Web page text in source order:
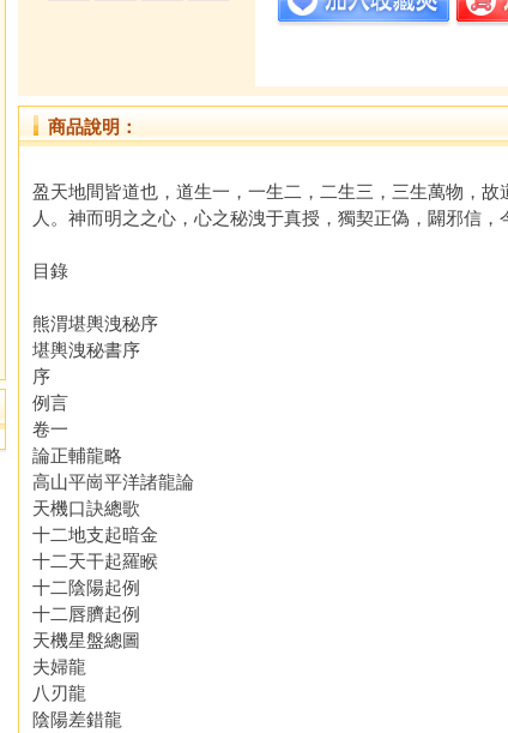
商品說明：
盈天地間皆道也，道生一，一生二，二生三，三生萬物，
人。神而明之之心，心之秘洩于真授，獨契正偽，闢邪信，
目錄
熊渭堪輿洩秘序
堪輿洩秘書序
序
例言
卷一
論正輔龍略
高山平崗平洋諸龍論
天機口訣總歌
十二地支起暗金
十二天干起羅睺
十二陰陽起例
十二唇臍起例
天機星盤總圖
夫婦龍
八刃龍
陰陽差錯龍